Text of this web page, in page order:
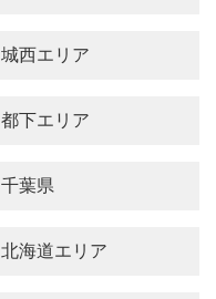
城西エリア
都下エリア
千葉県
北海道エリア